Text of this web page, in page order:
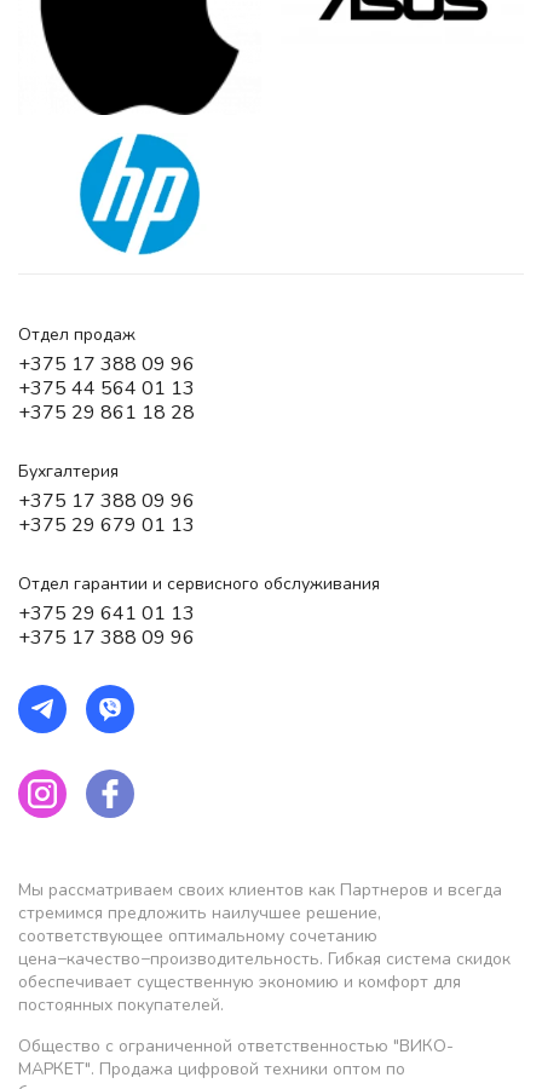
Отдел продаж
+375 17 388 09 96
+375 44 564 01 13
+375 29 861 18 28
Бухгалтерия
+375 17 388 09 96
+375 29 679 01 13
Отдел гарантии и сервисного обслуживания
+375 29 641 01 13
+375 17 388 09 96
Мы рассматриваем своих клиентов как Партнеров и всегда
стремимся предложить наилучшее решение,
соответствующее оптимальному сочетанию
цена−качество−производительность. Гибкая система скидок
обеспечивает существенную экономию и комфорт для
постоянных покупателей.
Общество с ограниченной ответственностью "ВИКО-
МАРКЕТ". Продажа цифровой техники оптом по